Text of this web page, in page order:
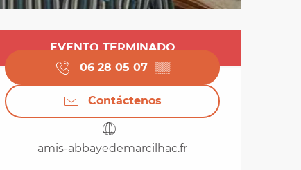
Horarios y datos de
EVENTO TERMINADO
06 28 05 07 ▒▒
Contáctenos
amis-abbayedemarcilhac.fr